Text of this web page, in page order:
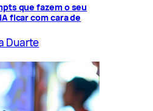
que fazem o seu
ficar com cara de
Duarte